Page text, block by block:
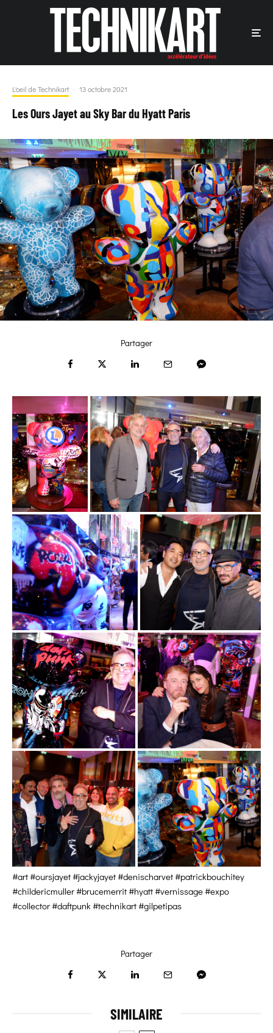
L'oeil de Technikart · 13 octobre 2021
Les Ours Jayet au Sky Bar du Hyatt Paris
Partager
#art #oursjayet #jackyjayet #denischarvet #patrickbouchitey
#childericmuller #brucemerrit #hyatt #vernissage #expo
#collector #daftpunk #technikart #gilpetipas
Partager
SIMILAIRE